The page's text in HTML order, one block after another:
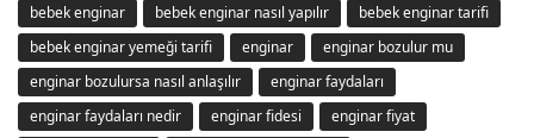
bebek enginar bebek enginar nasıl yapılır
bebek enginar tarifi
bebek enginar yemeği tarifi
enginar
enginar bozulur mu
enginar bozulursa nasıl anlaşılır
enginar faydaları
enginar faydaları nedir
enginar fidesi
enginar fiyat